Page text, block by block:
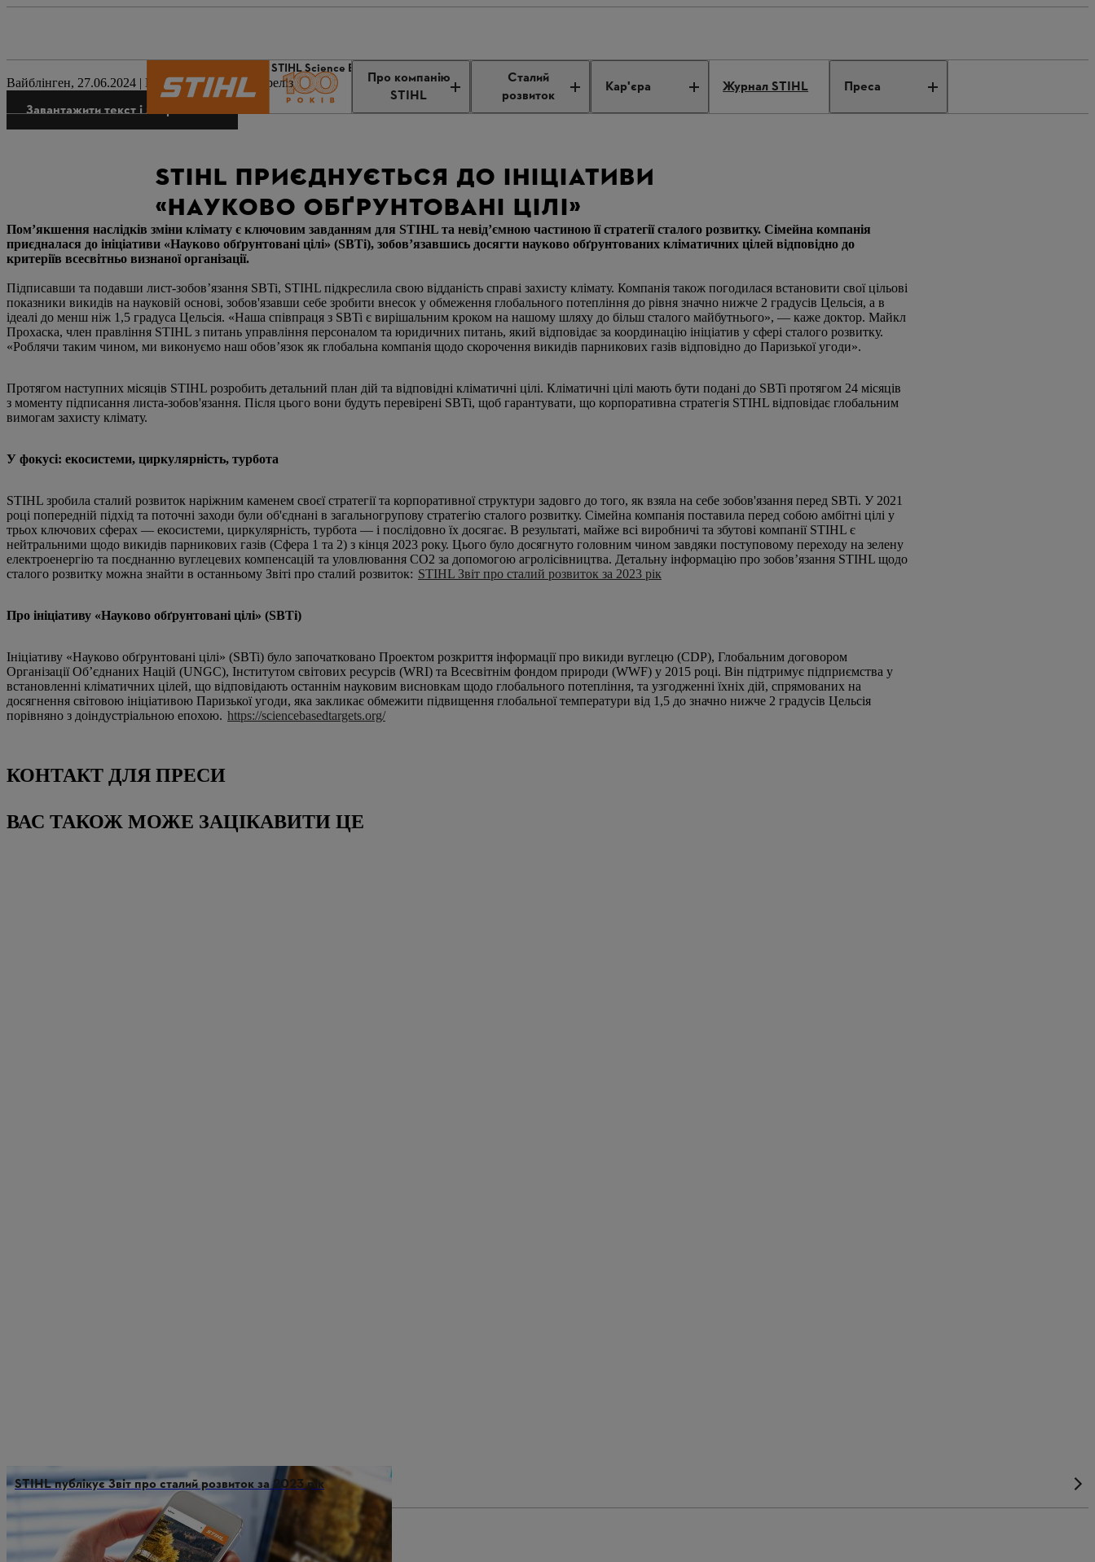
Про компанію
STIHL
Сталий
розвиток
Кар'єра Журнал STIHL Преса
STIHL Science Based Targets initiative
Вайблінген, 27.06.2024 | Корпоративний прес-реліз
Завантажити текст і зображення
STIHL ПРИЄДНУЄТЬСЯ ДО ІНІЦІАТИВИ
«НАУКОВО ОБҐРУНТОВАНІ ЦІЛІ»
Пом’якшення наслідків зміни клімату є ключовим завданням для STIHL та невід’ємною частиною її стратегії сталого розвитку. Сімейна компанія
приєдналася до ініціативи «Науково обґрунтовані цілі» (SBTi), зобов’язавшись досягти науково обґрунтованих кліматичних цілей відповідно до
критеріїв всесвітньо визнаної організації.
Підписавши та подавши лист-зобов’язання SBTi, STIHL підкреслила свою відданість справі захисту клімату. Компанія також погодилася встановити свої цільові
показники викидів на науковій основі, зобов'язавши себе зробити внесок у обмеження глобального потепління до рівня значно нижче 2 градусів Цельсія, а в
ідеалі до менш ніж 1,5 градуса Цельсія. «Наша співпраця з SBTi є вирішальним кроком на нашому шляху до більш сталого майбутнього», — каже доктор. Майкл
Прохаска, член правління STIHL з питань управління персоналом та юридичних питань, який відповідає за координацію ініціатив у сфері сталого розвитку.
«Роблячи таким чином, ми виконуємо наш обов’язок як глобальна компанія щодо скорочення викидів парникових газів відповідно до Паризької угоди».
Протягом наступних місяців STIHL розробить детальний план дій та відповідні кліматичні цілі. Кліматичні цілі мають бути подані до SBTi протягом 24 місяців
з моменту підписання листа-зобов'язання. Після цього вони будуть перевірені SBTi, щоб гарантувати, що корпоративна стратегія STIHL відповідає глобальним
вимогам захисту клімату.
У фокусі: екосистеми, циркулярність, турбота
STIHL зробила сталий розвиток наріжним каменем своєї стратегії та корпоративної структури задовго до того, як взяла на себе зобов'язання перед SBTi. У 2021
році попередній підхід та поточні заходи були об'єднані в загальногрупову стратегію сталого розвитку. Сімейна компанія поставила перед собою амбітні цілі у
трьох ключових сферах — екосистеми, циркулярність, турбота — і послідовно їх досягає. В результаті, майже всі виробничі та збутові компанії STIHL є
нейтральними щодо викидів парникових газів (Сфера 1 та 2) з кінця 2023 року. Цього було досягнуто головним чином завдяки поступовому переходу на зелену
електроенергію та поєднанню вуглецевих компенсацій та уловлювання CO2 за допомогою агролісівництва. Детальну інформацію про зобов’язання STIHL щодо
сталого розвитку можна знайти в останньому Звіті про сталий розвиток: STIHL Звіт про сталий розвиток за 2023 рік
Про ініціативу «Науково обґрунтовані цілі» (SBTi)
Ініціативу «Науково обґрунтовані цілі» (SBTi) було започатковано Проектом розкриття інформації про викиди вуглецю (CDP), Глобальним договором
Організації Об’єднаних Націй (UNGC), Інститутом світових ресурсів (WRI) та Всесвітнім фондом природи (WWF) у 2015 році. Він підтримує підприємства у
встановленні кліматичних цілей, що відповідають останнім науковим висновкам щодо глобального потепління, та узгодженні їхніх дій, спрямованих на
досягнення світовою ініціативою Паризької угоди, яка закликає обмежити підвищення глобальної температури від 1,5 до значно нижче 2 градусів Цельсія
порівняно з доіндустріальною епохою. https://sciencebasedtargets.org/
КОНТАКТ ДЛЯ ПРЕСИ
ВАС ТАКОЖ МОЖЕ ЗАЦІКАВИТИ ЦЕ
STIHL публікує Звіт про сталий розвиток за 2023 рік